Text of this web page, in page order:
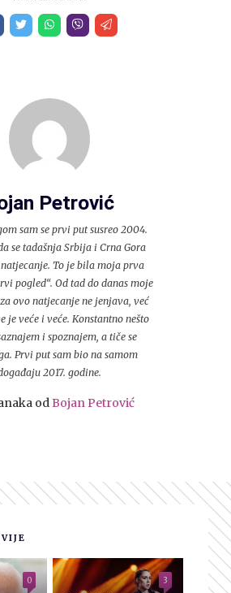
Petrović
sam se prvi put susreo 2004.
se tadašnja Srbija i Crna Gora
To je bila moja prva
pogled“. Od tad do danas moje
ovo natjecanje ne jenjava, već
je veće i veće. Konstantno nešto
i spoznajem, a tiče se
Prvi put sam bio na samom
2017. godine.
odBojan Petrović
0 3